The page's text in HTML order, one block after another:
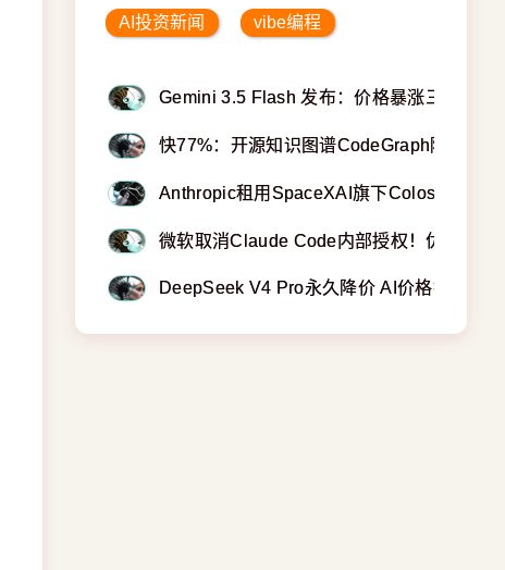
AI投资新闻 vibe编程
Gemini 3.5 Flash 发布：价格暴涨三倍，性
快77%：开源知识图谱CodeGraph降低
Anthropic租用SpaceXAI旗下Colossus2超
微软取消Claude Code内部授权！优步四个
DeepSeek V4 Pro永久降价 AI价格打骨折